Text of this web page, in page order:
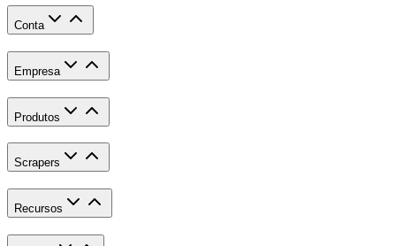
Conta
Empresa
Produtos
Scrapers
Recursos